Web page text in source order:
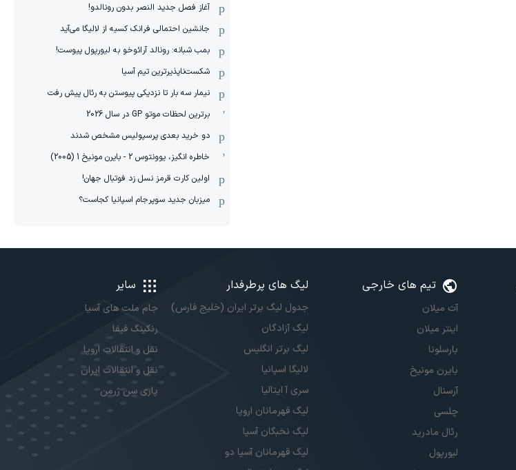
آغاز فصل جدید النصر بدون رونالدو!
جانشین احتمالی فرانک کسیه از لالیگا می‌آید
بمب شبانه: رونالد آرائوخو به لیورپول پیوست!
شکست‌ناپذیرترین تیم آسیا
نیمار سه بار تا نزدیکی پیوستن به رئال پیش رفت
برترین لحظات موتو GP در سال 2026
دو خرید بعدی پرسپولیس مشخص شدند
خاطره انگیز، یوونتوس 2 - بایرن مونیخ 1 (2005)
اولین کارت قرمز نسل زد فوتبال جهان!
میزبان جدید سوپرجام اسپانیا کجاست؟
تیم های خارجی
آث میلان
اینتر میلان
بارسلونا
بایرن مونیخ
آرسنال
چلسی
رئال مادرید
لیورپول
لیگ های پرطرفدار
جدول لیگ برتر ایران (خلیج فارس)
لیگ آزادگان
لیگ برتر انگلیس
لالیگا اسپانیا
سری آ ایتالیا
لیگ قهرمانان اروپا
لیگ نخبگان آسیا
لیگ قهرمانان آسیا دو
سایر
جام ملت های آسیا
رنکینگ فیفا
نقل و انتقالات اروپا
نقل و انتقالات ایران
پاری سن ژرمن